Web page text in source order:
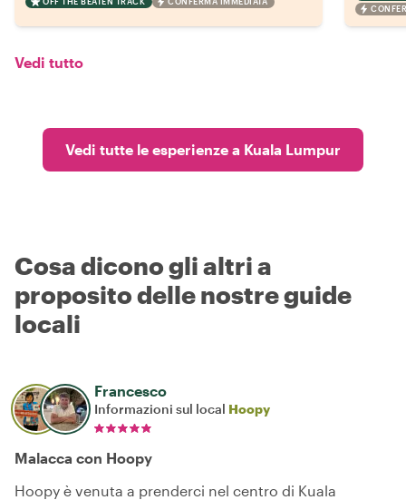
Vedi tutto
Vedi tutte le esperienze a Kuala Lumpur
Cosa dicono gli altri a
proposito delle nostre guide
locali
Francesco
Informazioni sul local Hoopy
Malacca con Hoopy
Hoopy è venuta a prenderci nel centro di Kuala